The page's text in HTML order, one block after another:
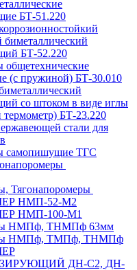
БТ-51.220
биметаллический
БТ-52.220
общетехнические
(с пружиной) БТ-30.010
со штоком в виде иглы
БТ-23.220
стали для
самопишущие ТГС
Тягонапоромеры
НМП-52-М2
НМП-100-М1
НМПф, ТНМПф 63мм
НМПф, ТМПф, ТНМПф
ДН-С2, ДН-